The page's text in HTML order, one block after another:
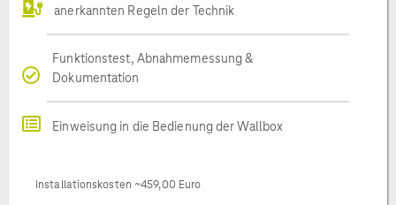
anerkannten Regeln der Technik
Funktionstest, Abnahmemessung &
Dokumentation
Einweisung in die Bedienung der Wallbox
Installationskosten ~459,00 Euro